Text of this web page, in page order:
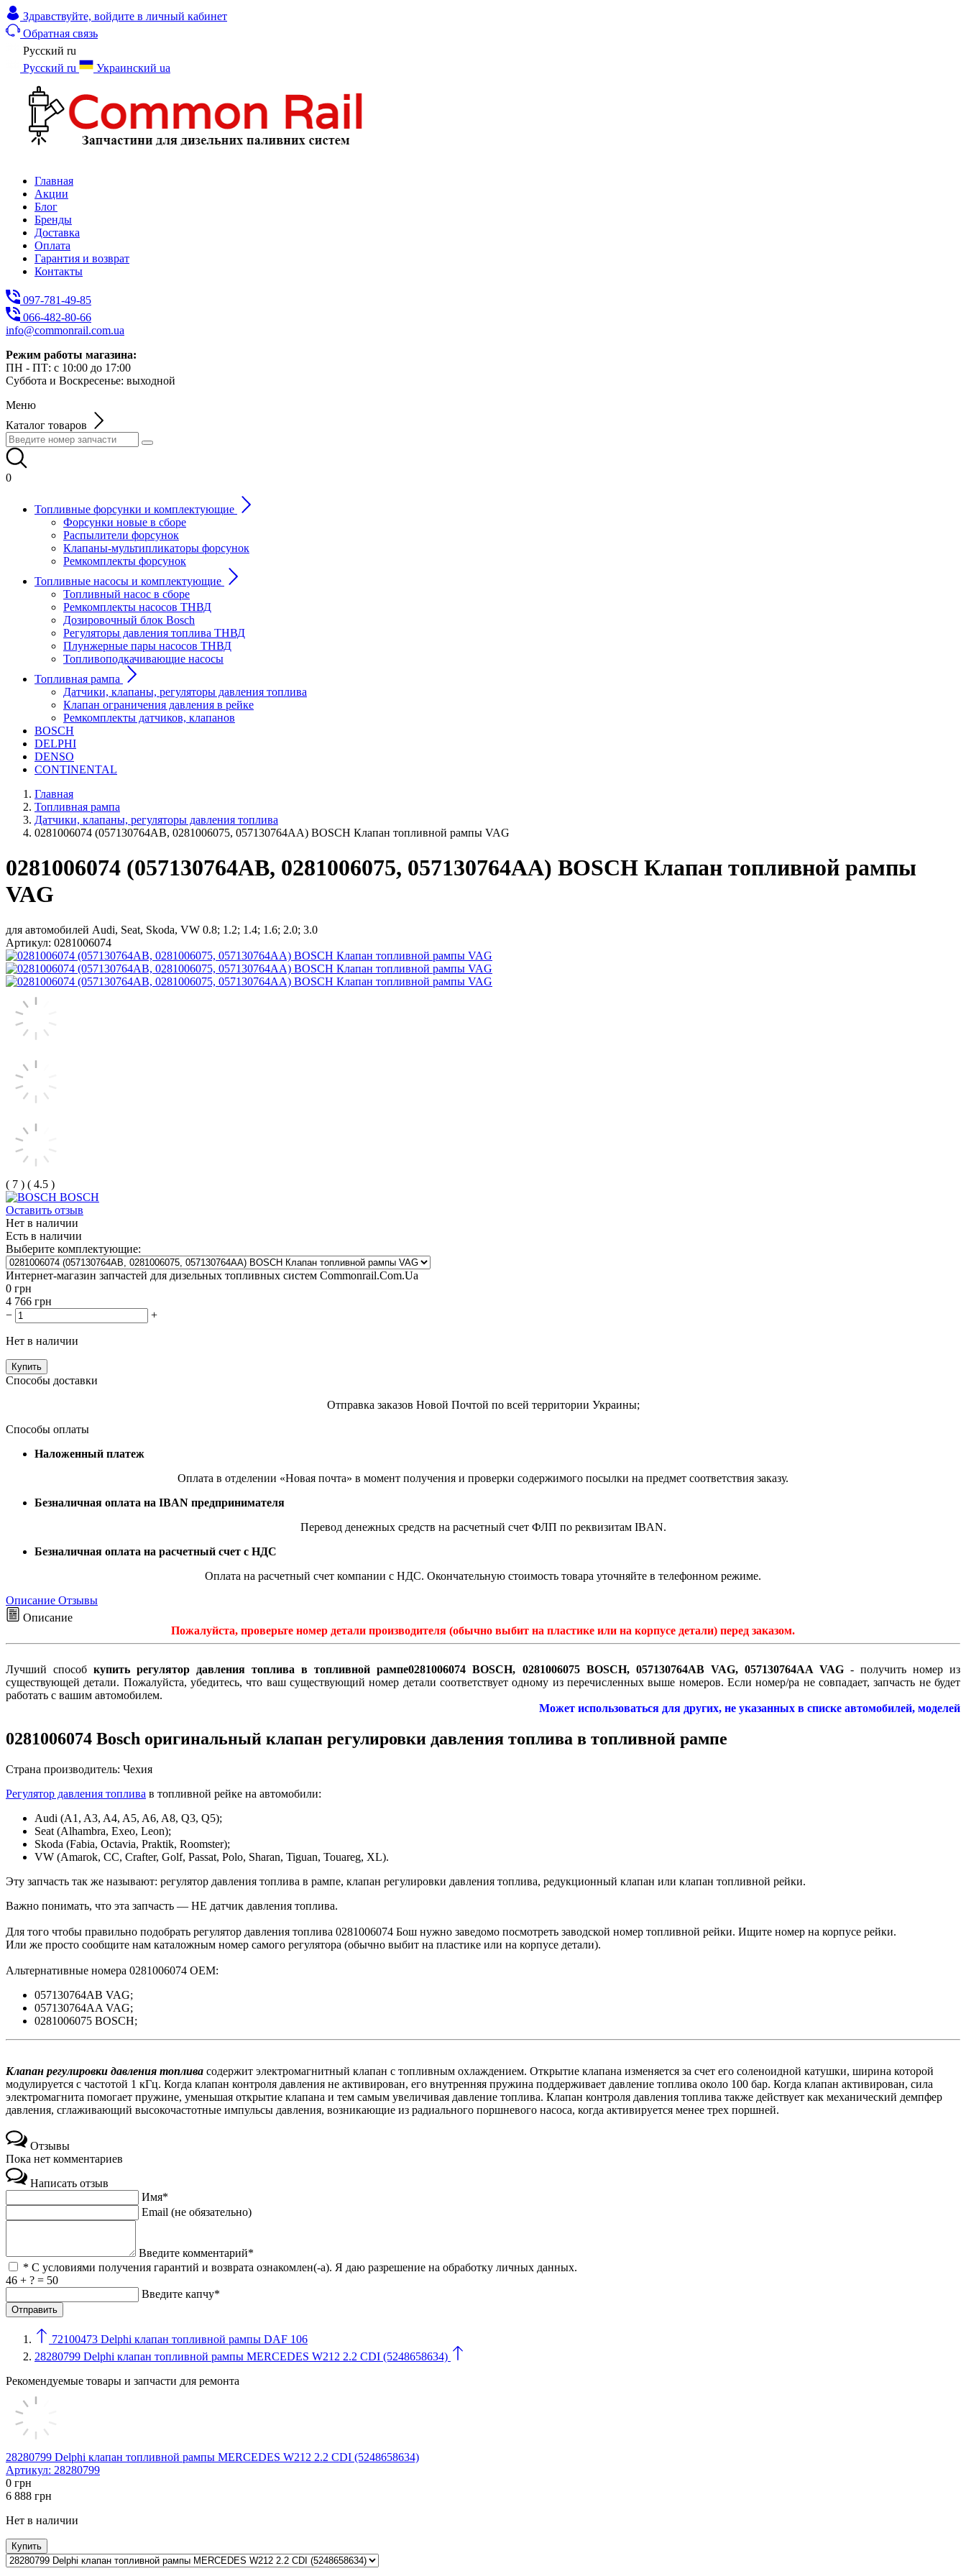
Здравствуйте, войдите в личный кабинет
Обратная связь
Русский ru
Русский ru Украинский ua
Главная
Акции
Блог
Бренды
Доставка
Оплата
Гарантия и возврат
Контакты
097-781-49-85
066-482-80-66
info@commonrail.com.ua
Режим работы магазина:
ПН - ПТ: с 10:00 до 17:00
Суббота и Воскресенье: выходной
Меню
Каталог товаров
0
Топливные форсунки и комплектующие
Форсунки новые в сборе
Распылители форсунок
Клапаны-мультипликаторы форсунок
Ремкомплекты форсунок
Топливные насосы и комплектующие
Топливный насос в сборе
Ремкомплекты насосов ТНВД
Дозировочный блок Bosch
Регуляторы давления топлива ТНВД
Плунжерные пары насосов ТНВД
Топливоподкачивающие насосы
Топливная рампа
Датчики, клапаны, регуляторы давления топлива
Клапан ограничения давления в рейке
Ремкомплекты датчиков, клапанов
BOSCH
DELPHI
DENSO
CONTINENTAL
Главная
Топливная рампа
Датчики, клапаны, регуляторы давления топлива
0281006074 (057130764AB, 0281006075, 057130764AA) BOSCH Клапан топливной рампы VAG
0281006074 (057130764AB, 0281006075, 057130764AA) BOSCH Клапан топливной рампы
VAG
для автомобилей Audi, Seat, Skoda, VW 0.8; 1.2; 1.4; 1.6; 2.0; 3.0
Артикул: 0281006074
( 7 ) ( 4.5 )
BOSCH
Оставить отзыв
Нет в наличии
Есть в наличии
Выберите комплектующие:
Интернет-магазин запчастей для дизельных топливных систем Commonrail.Com.Ua
0 грн
4 766 грн
−
+
Нет в наличии
Купить
Способы доставки
Отправка заказов Новой Почтой по всей территории Украины;
Способы оплаты
Наложенный платеж
Оплата в отделении «Новая почта» в момент получения и проверки содержимого посылки на предмет соответствия заказу.
Безналичная оплата на IBAN предпринимателя
Перевод денежных средств на расчетный счет ФЛП по реквизитам IBAN.
Безналичная оплата на расчетный счет с НДС
Оплата на расчетный счет компании с НДС. Окончательную стоимость товара уточняйте в телефонном режиме.
Описание Отзывы
Описание
Пожалуйста, проверьте номер детали производителя (обычно выбит на пластике или на корпусе детали) перед заказом.
Лучший способкупить регулятор давления топлива в топливной рампе0281006074 BOSCH, 0281006075 BOSCH, 057130764AB VAG, 057130764AA VAG- получить номер из
существующей детали. Пожалуйста, убедитесь, что ваш существующий номер детали соответствует одному из перечисленных выше номеров. Если номер/ра не совпадает, запчасть не будет
работать с вашим автомобилем.
Может использоваться для других, не указанных в списке автомобилей, моделей
0281006074 Bosch оригинальный клапан регулировки давления топлива в топливной рампе
Страна производитель: Чехия
Регулятор давления топлива в топливной рейке на автомобили:
Audi (A1, A3, A4, A5, A6, A8, Q3, Q5);
Seat (Alhambra, Exeo, Leon);
Skoda (Fabia, Octavia, Praktik, Roomster);
VW (Amarok, CC, Crafter, Golf, Passat, Polo, Sharan, Tiguan, Touareg, XL).
Эту запчасть так же называют: регулятор давления топлива в рампе, клапан регулировки давления топлива, редукционный клапан или клапан топливной рейки.
Важно понимать, что эта запчасть — НЕ датчик давления топлива.
Для того чтобы правильно подобрать регулятор давления топлива 0281006074 Бош нужно заведомо посмотреть заводской номер топливной рейки. Ищите номер на корпусе рейки.
Или же просто сообщите нам каталожным номер самого регулятора (обычно выбит на пластике или на корпусе детали).
Альтернативные номера 0281006074 ОЕМ:
057130764AB VAG;
057130764AA VAG;
0281006075 BOSCH;
Клапан регулировки давления топлива содержит электромагнитный клапан с топливным охлаждением. Открытие клапана изменяется за счет его соленоидной катушки, ширина которой
модулируется с частотой 1 кГц. Когда клапан контроля давления не активирован, его внутренняя пружина поддерживает давление топлива около 100 бар. Когда клапан активирован, сила
электромагнита помогает пружине, уменьшая открытие клапана и тем самым увеличивая давление топлива. Клапан контроля давления топлива также действует как механический демпфер
давления, сглаживающий высокочастотные импульсы давления, возникающие из радиального поршневого насоса, когда активируется менее трех поршней.
Отзывы
Пока нет комментариев
Написать отзыв
Имя*
Email (не обязательно)
Введите комментарий*
* С условиями получения гарантий и возврата ознакомлен(-а). Я даю разрешение на обработку личных данных.
46 + ? = 50
Введите капчу*
72100473 Delphi клапан топливной рампы DAF 106
28280799 Delphi клапан топливной рампы MERCEDES W212 2.2 CDI (5248658634)
Рекомендуемые товары и запчасти для ремонта
28280799 Delphi клапан топливной рампы MERCEDES W212 2.2 CDI (5248658634)
Артикул: 28280799
0 грн
6 888 грн
Нет в наличии
Купить